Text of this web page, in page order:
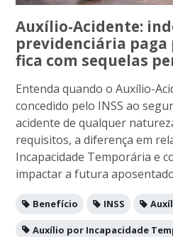
Auxílio-Acidente:
previdenciária paga
fica com sequelas
Entenda quando o Auxílio-
concedido pelo INSS ao
acidente de qualquer
requisitos, a diferença em
Incapacidade Temporária e
impactar a futura
Benefício INSS
Auxílio por Incapacidade